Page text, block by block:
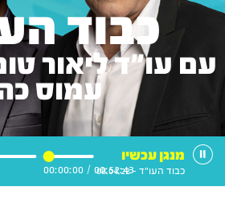
כבוד
עם עו"ד ליאור
עמוס
00:52:43
/
00:00:00
מנגן עכשיו
כבוד העו"ד - 08.04.22